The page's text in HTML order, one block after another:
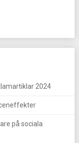
2024
på sociala